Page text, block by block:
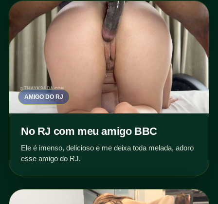
AMIGO DO RJ
No RJ com meu amigo BBC
Ele é imenso, delicioso e me deixa toda melada, adoro
esse amigo do RJ.